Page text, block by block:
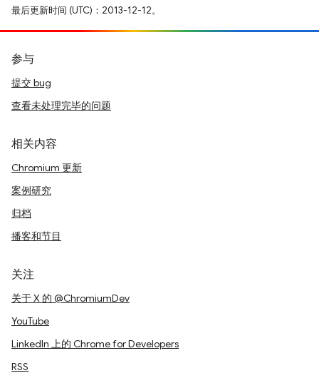
最后更新时间 (UTC)：2013-12-12。
参与
提交 bug
查看未处理完毕的问题
相关内容
Chromium 更新
案例研究
归档
播客和节目
关注
关于 X 的 @ChromiumDev
YouTube
LinkedIn 上的 Chrome for Developers
RSS